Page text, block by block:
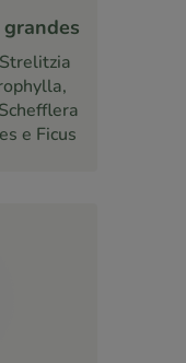
e Ficus